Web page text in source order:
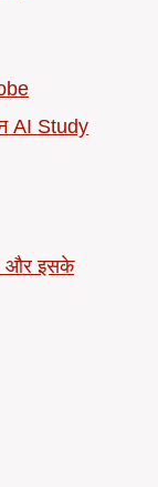
AI Study
और इसके